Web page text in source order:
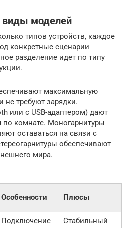
виды моделей
типов устройств, каждое
конкретные сценарии
разделение идет по типу
максимальную
не требуют зарядки.
или с USB-адаптером) дают
комнате. Моногарнитуры
оставаться на связи с
обеспечивают
мира.
Особенности Плюсы
Подключение
Стабильный